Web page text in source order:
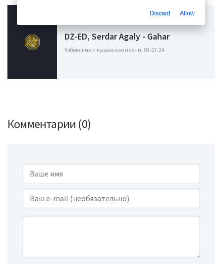
DZ-ED, Serdar Agaly - Gahar
Узбекские и казахские песни, 03.07.24
Комментарии (0)
Discard Allow